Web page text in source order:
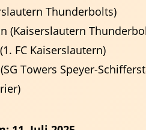
Thunderbolts)
(Kaiserslautern
FC Kaiserslautern)
Towers Speyer-